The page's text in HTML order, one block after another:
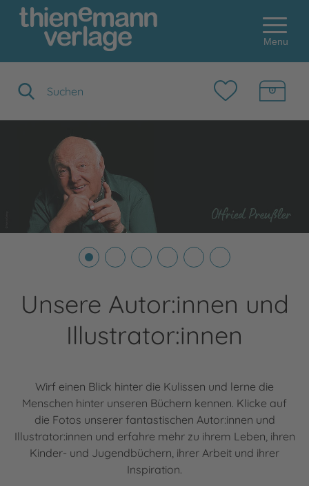
Menu
Unsere Autor:innen und
Illustrator:innen
Wirf einen Blick hinter die Kulissen und lerne die
Menschen hinter unseren Büchern kennen. Klicke auf
die Fotos unserer fantastischen Autor:innen und
Illustrator:innen und erfahre mehr zu ihrem Leben, ihren
Kinder- und Jugendbüchern, ihrer Arbeit und ihrer
Inspiration.